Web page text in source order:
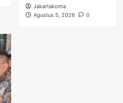
Jakartakoma
Agustus 5, 2026
0